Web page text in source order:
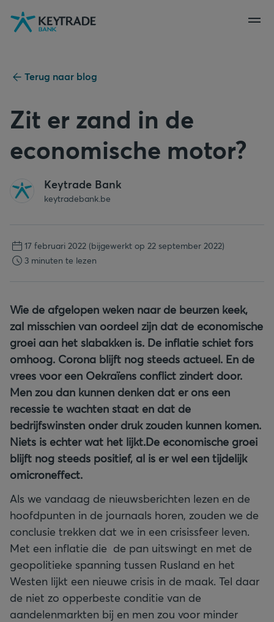
Naar
navigatie
Naar
aanmelden
Naar
inhoud
Terug naar blog
Zit er zand in de
economische motor?
Keytrade Bank
keytradebank.be
17 februari 2022 (bijgewerkt op 22 september 2022)
3 minuten te lezen
Wie de afgelopen weken naar de beurzen keek,
zal misschien van oordeel zijn dat de economische
groei aan het slabakken is. De inflatie schiet fors
omhoog. Corona blijft nog steeds actueel. En de
vrees voor een Oekraïens conflict zindert door.
Men zou dan kunnen denken dat er ons een
recessie te wachten staat en dat de
bedrijfswinsten onder druk zouden kunnen komen.
Niets is echter wat het lijkt.De economische groei
blijft nog steeds positief, al is er wel een tijdelijk
omicroneffect.
Als we vandaag de nieuwsberichten lezen en de
hoofdpunten in de journaals horen, zouden we de
conclusie trekken dat we in een crisissfeer leven.
Met een inflatie die de pan uitswingt en met de
geopolitieke spanning tussen Rusland en het
Westen lijkt een nieuwe crisis in de maak. Tel daar
de niet zo opperbeste conditie van de
aandelenmarkten bij en men zou voor minder